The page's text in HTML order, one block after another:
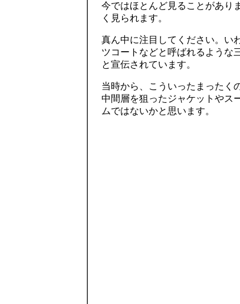
今ではほとんど見ることがあり
く見られます。
真ん中に注目してください。い
ツコートなどと呼ばれるような
と宣伝されています。
当時から、こういったまったく
中間層を狙ったジャケットやス
ムではないかと思います。